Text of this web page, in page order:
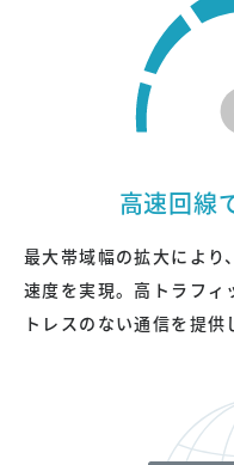
高速回線
最大帯域幅の拡大により
速度を実現。高トラフィ
トレスのない通信を提供